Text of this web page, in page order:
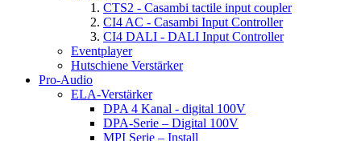
CTS2 - Casambi tactile input coupler
CI4 AC - Casambi Input Controller
CI4 DALI - DALI Input Controller
Eventplayer
Hutschiene Verstärker
Pro-Audio
ELA-Verstärker
DPA 4 Kanal - digital 100V
DPA-Serie – Digital 100V
MPI Serie – Install